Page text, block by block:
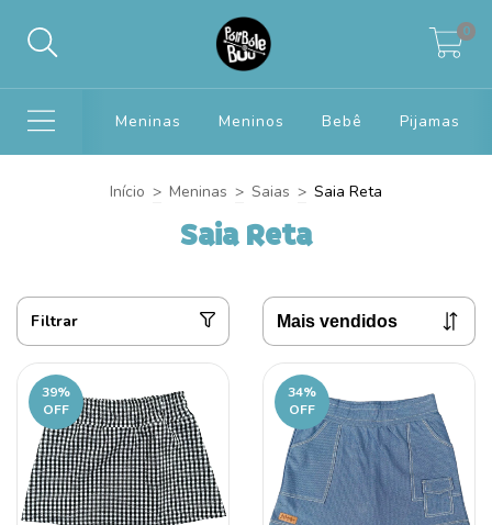
0
Meninas Meninos Bebê Pijamas
Início > Meninas > Saias > Saia Reta
Saia Reta
Filtrar
39%
OFF
34%
OFF